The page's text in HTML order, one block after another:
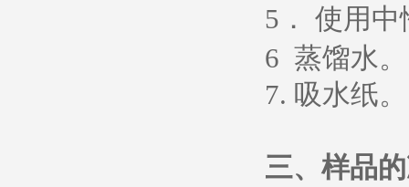
5 ． 使用中
6 蒸馏水。
7. 吸水纸。
三、样品